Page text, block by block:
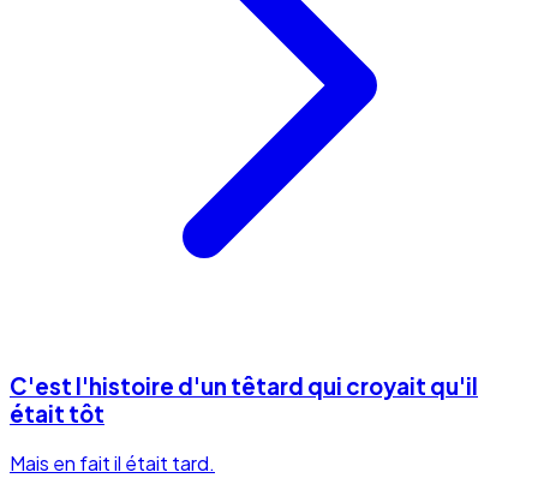
C'est l'histoire d'un têtard qui croyait qu'il
était tôt
Mais en fait il était tard.